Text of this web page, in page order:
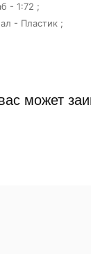
- 1:72 ;
- Пластик ;
может